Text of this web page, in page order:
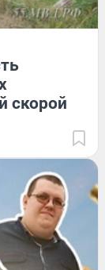
скорой